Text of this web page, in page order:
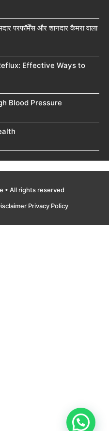
परफॉर्मेंस और शानदार कैमरा वाला
Effective Ways to
Blood Pressure
• All rights reserved
Privacy Policy